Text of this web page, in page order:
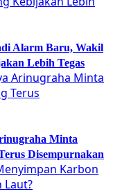
Alarm Baru, Wakil
Lebih Tegas
Minta
Disempurnakan